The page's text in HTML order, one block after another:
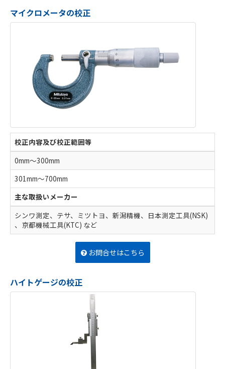
マイクロメータの校正
校正内容及び校正範囲等
0mm～300mm
301mm～700mm
主な取扱いメーカー
シンワ測定、テサ、ミツトヨ、新潟精機、日本測定工具(NSK)
、京都機械工具(KTC) など
お問合せはこちら
ハイトゲージの校正